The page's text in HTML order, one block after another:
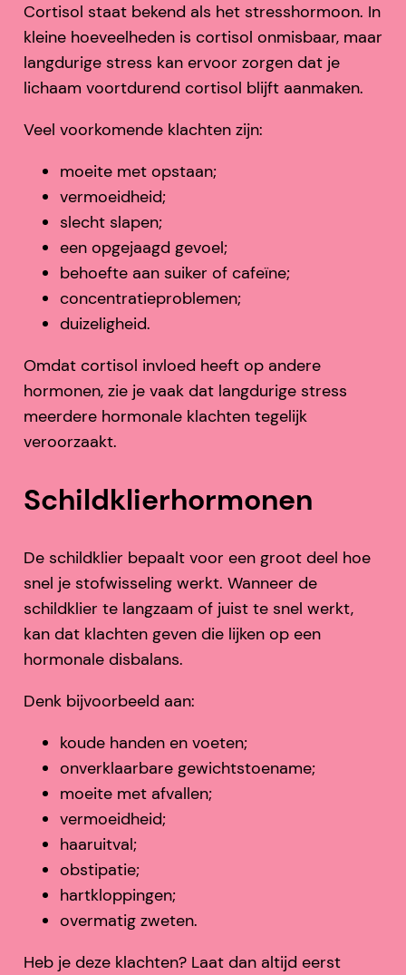
Cortisol staat bekend als het stresshormoon. In
kleine hoeveelheden is cortisol onmisbaar, maar
langdurige stress kan ervoor zorgen dat je
lichaam voortdurend cortisol blijft aanmaken.
Veel voorkomende klachten zijn:
moeite met opstaan;
vermoeidheid;
slecht slapen;
een opgejaagd gevoel;
behoefte aan suiker of cafeïne;
concentratieproblemen;
duizeligheid.
Omdat cortisol invloed heeft op andere
hormonen, zie je vaak dat langdurige stress
meerdere hormonale klachten tegelijk
veroorzaakt.
Schildklierhormonen
De schildklier bepaalt voor een groot deel hoe
snel je stofwisseling werkt. Wanneer de
schildklier te langzaam of juist te snel werkt,
kan dat klachten geven die lijken op een
hormonale disbalans.
Denk bijvoorbeeld aan:
koude handen en voeten;
onverklaarbare gewichtstoename;
moeite met afvallen;
vermoeidheid;
haaruitval;
obstipatie;
hartkloppingen;
overmatig zweten.
Heb je deze klachten? Laat dan altijd eerst